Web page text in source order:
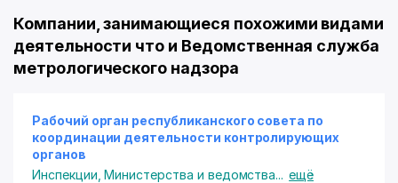
Компании, занимающиеся похожими видами
деятельности что и Ведомственная служба
метрологического надзора
Рабочий орган республиканского совета по
координации деятельности контролирующих
органов
Инспекции ,Министерства и ведомства... ещё